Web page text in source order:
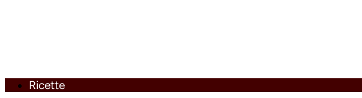
Ricette